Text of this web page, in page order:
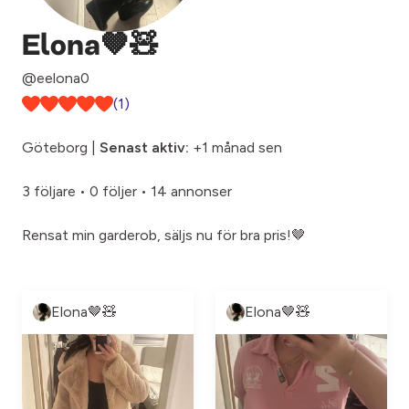
Elona🤎🧸
@eelona0
(1)
Göteborg | Senast aktiv: +1 månad sen
3 följare • 0 följer • 14 annonser
Rensat min garderob, säljs nu för bra pris!🤎
Elona🤎🧸 Elona🤎🧸